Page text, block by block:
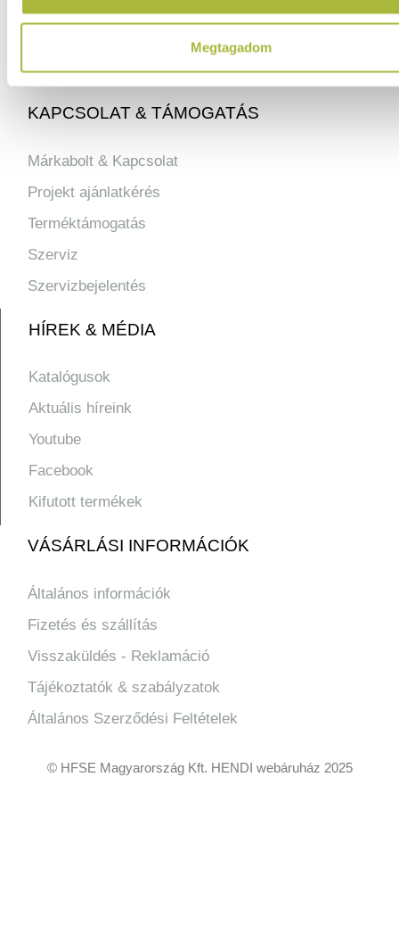
Megtagadom
KAPCSOLAT & TÁMOGATÁS
Márkabolt & Kapcsolat
Projekt ajánlatkérés
Terméktámogatás
Szerviz
Szervizbejelentés
HÍREK & MÉDIA
Katalógusok
Aktuális híreink
Youtube
Facebook
Kifutott termékek
VÁSÁRLÁSI INFORMÁCIÓK
Általános információk
Fizetés és szállítás
Visszaküldés - Reklamáció
Tájékoztatók & szabályzatok
Általános Szerződési Feltételek
© HFSE Magyarország Kft. HENDI webáruház 2025